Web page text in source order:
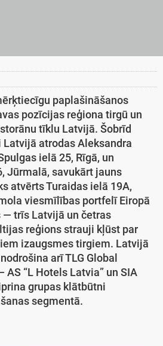
paplašināšanos
pozīcijas reģiona tirgū un
tīklu Latvijā. Šobrīd
atrodas Aleksandra
ielā 25, Rīgā, un
Jūrmalā, savukārt jauns
atvērts Turaidas ielā 19A,
viesmīlības portfelī Eiropā
— trīs Latvijā un četras
reģions strauji kļūst par
izaugsmes tirgiem. Latvijā
arī TLG Global
“L Hotels Latvia” un SIA
grupas klātbūtni
segmentā.